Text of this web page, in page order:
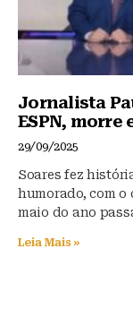
Jornalista
ESPN, morre
29/09/2025
Soares fez
humorado, com o
maio do ano
Leia Mais »